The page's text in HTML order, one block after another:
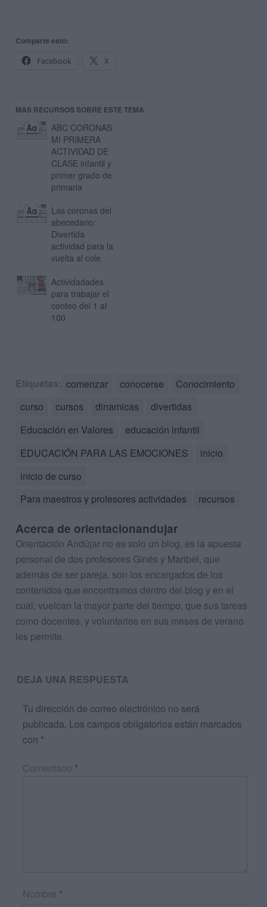
Comparte esto:
Facebook
X
MAS RECURSOS SOBRE ESTE TEMA
ABC CORONAS
MI PRIMERA
ACTIVIDAD DE
CLASE infantil y
primer grado de
primaria
Las coronas del
abecedario:
Divertida
actividad para la
vuelta al cole
Actividadades
para trabajar el
conteo del 1 al
100
Etiquetas: comenzar conocerse
Conocimiento
curso
cursos dinamicas
divertidas
Educación en Valores
educación infantil
EDUCACIÓN PARA LAS EMOCIONES
inicio
inicio de curso
Para maestros y profesores actividades
recursos
Acerca de orientacionandujar
Orientación Andújar no es solo un blog, es la apuesta
personal de dos profesores Ginés y Maribel, que
además de ser pareja, son los encargados de los
contenidos que encontramos dentro del blog y en el
cual, vuelcan la mayor parte del tiempo, que sus tareas
como docentes, y voluntarios en sus meses de verano
les permite.
DEJA UNA RESPUESTA
Tu dirección de correo electrónico no será
publicada. Los campos obligatorios están marcados
con *
Comentario *
Nombre *